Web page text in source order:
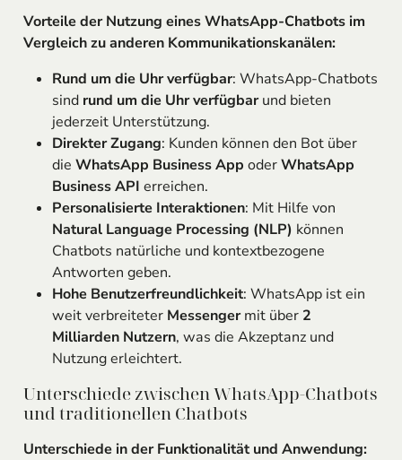
Vorteile der Nutzung eines WhatsApp-Chatbots im
Vergleich zu anderen Kommunikationskanälen:
Rund um die Uhr verfügbar: WhatsApp-Chatbots
sind rund um die Uhr verfügbarund bieten
jederzeit Unterstützung.
Direkter Zugang: Kunden können den Bot über
die WhatsApp Business App oderWhatsApp
Business API erreichen.
Personalisierte Interaktionen: Mit Hilfe von
Natural Language Processing (NLP) können
Chatbots natürliche und kontextbezogene
Antworten geben.
Hohe Benutzerfreundlichkeit: WhatsApp ist ein
weit verbreiteter Messengermit über 2
Milliarden Nutzern, was die Akzeptanz und
Nutzung erleichtert.
Unterschiede zwischen WhatsApp-Chatbots
und traditionellen Chatbots
Unterschiede in der Funktionalität und Anwendung: